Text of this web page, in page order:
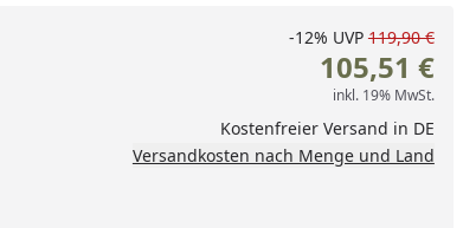
-12% UVP 119,90 €
105,51 €
inkl. 19% MwSt.
Kostenfreier Versand in DE
Versandkosten nach Menge und Land